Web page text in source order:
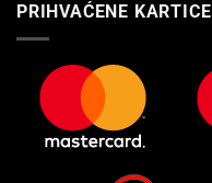
PRIHVAĆENE KARTICE